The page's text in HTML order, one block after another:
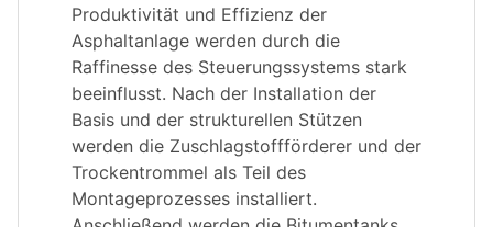
Produktivität und Effizienz der
Asphaltanlage werden durch die
Raffinesse des Steuerungssystems stark
beeinflusst. Nach der Installation der
Basis und der strukturellen Stützen
werden die Zuschlagstoffförderer und der
Trockentrommel als Teil des
Montageprozesses installiert.